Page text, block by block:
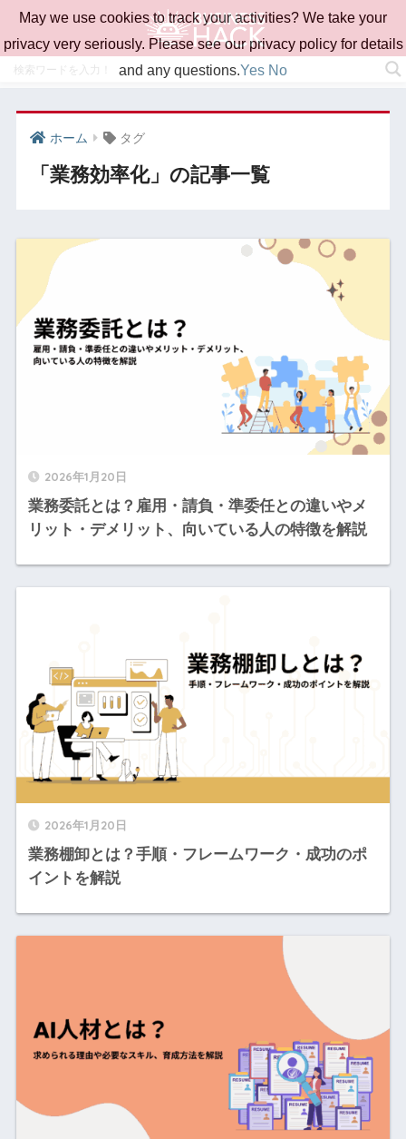
ホーム タグ
「業務効率化」の記事一覧
2026年1月20日
業務委託とは？雇用・請負・準委任との違いやメ
リット・デメリット、向いている人の特徴を解説
2026年1月20日
業務棚卸とは？手順・フレームワーク・成功のポ
イントを解説
May we use cookies to track your activities? We take your
privacy very seriously. Please see our privacy policy for details
and any questions.Yes No